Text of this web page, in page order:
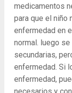
medicamentos
para que el niño
enfermedad en
normal. luego
secundarias,
enfermedad. Si
enfermedad,